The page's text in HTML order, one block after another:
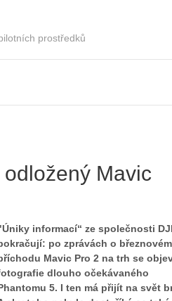
prostředků
Mavic
informací“ ze společnosti
po zprávách o březnovém
Mavic Pro 2 na trh se
dlouho očekávaného
5. I ten má přijít na svět